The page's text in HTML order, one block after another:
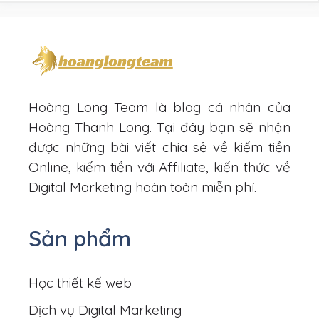
Hoàng Long Team là blog cá nhân của
Hoàng Thanh Long. Tại đây bạn sẽ nhận
được những bài viết chia sẻ về kiếm tiền
Online, kiếm tiền với Affiliate, kiến thức về
Digital Marketing hoàn toàn miễn phí.
Sản phẩm
Học thiết kế web
Dịch vụ Digital Marketing